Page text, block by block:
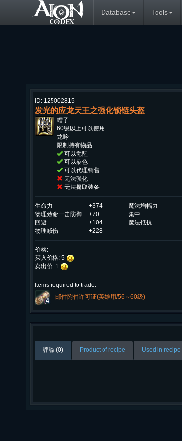
Database Tools
ID: 125002815
发光的应龙天王之强化锁链头盔
帽子
60级以上可以使用
龙吟
限制持有物品
可以觉醒
可以染色
可以代理销售
无法强化
无法提取装备
生命力 +374 魔法增幅力
物理致命一击防御
+70 集中
回避
+104 魔法抵抗
物理减伤
+228
价格:
买入价格: 5
卖出价: 1
Items required to trade:
4
- 邮件附件许可证(英雄用/56～60级)
評論 (0) Product of recipe Used in recipe